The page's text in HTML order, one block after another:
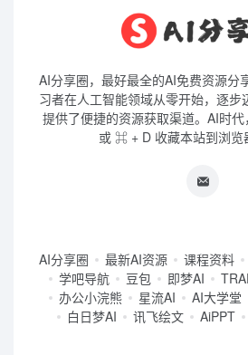
AI分享圈，最好最全的AI免费资源分
习者在人工智能领域从零开始，逐步
提供了便捷的资源获取渠道。AI时
或 ⌘ + D 收藏本站到浏
AI分享圈 最新AI资源 课程资料
学吧导航
豆包 即梦AI
办公小浣熊
星流AI AI大学堂
白日梦AI
讯飞绘文 AiPPT